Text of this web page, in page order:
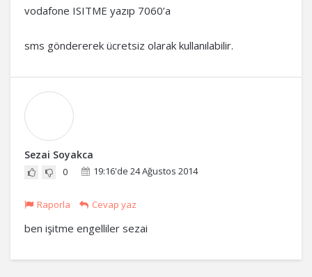
vodafone ISITME yazıp 7060’a
sms göndererek ücretsiz olarak kullanılabilir.
Sezai Soyakca
0 19:16'de 24 Ağustos 2014
Raporla Cevap yaz
ben işitme engelliler sezai